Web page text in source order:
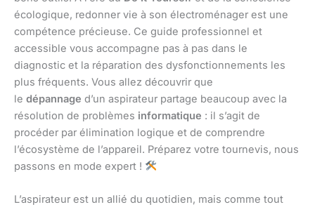
écologique, redonner vie à son électroménager est une
compétence précieuse. Ce guide professionnel et
accessible vous accompagne pas à pas dans le
diagnostic et la réparation des dysfonctionnements les
plus fréquents. Vous allez découvrir que
le dépannage d’un aspirateur partage beaucoup avec la
résolution de problèmes informatique : il s’agit de
procéder par élimination logique et de comprendre
l’écosystème de l’appareil. Préparez votre tournevis, nous
passons en mode expert !
L’aspirateur est un allié du quotidien, mais comme tout